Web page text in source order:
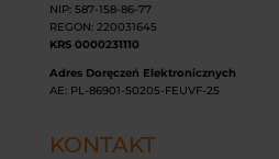
NIP: 587-158-86-77
REGON: 220031645
KRS 0000231110
Adres Doręczeń Elektronicznych
AE: PL-86901-50205-FEUVF-25
KONTAKT